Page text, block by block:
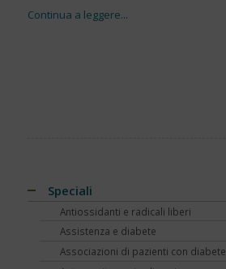
Speciali
Antiossidanti e radicali liberi
Assistenza e diabete
Associazioni di pazienti con diabete